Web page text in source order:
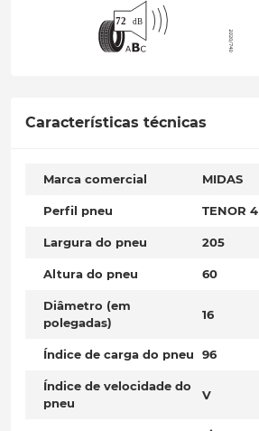
Características técnicas
Marca comercial MIDAS
Perfil pneu TENOR 4
Largura do pneu 205
Altura do pneu 60
Diâmetro (em
polegadas)
16
Índice de carga do pneu 96
Índice de velocidade do
pneu
V